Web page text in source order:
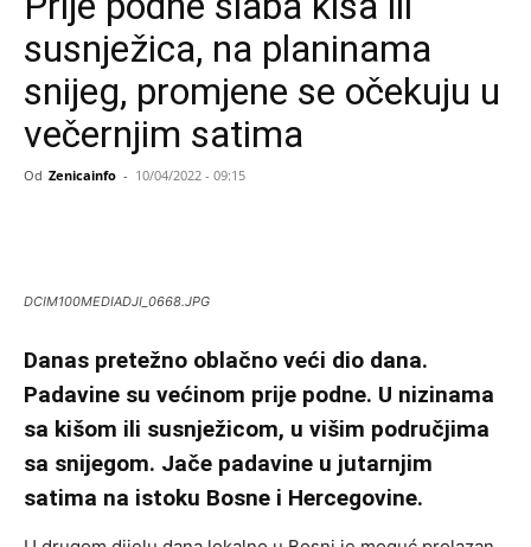
susnježica, na planinama
snijeg, promjene se očekuju u
večernjim satima
Od Zenicainfo - 10/04/2022 - 09:15
DCIM100MEDIADJI_0668.JPG
Danas pretežno oblačno veći dio dana.
Padavine su većinom prije podne. U nizinama
sa kišom ili susnježicom, u višim područjima
sa snijegom. Jače padavine u jutarnjim
satima na istoku Bosne i Hercegovine.